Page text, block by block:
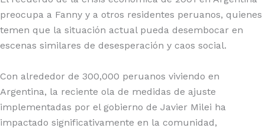
preocupa a Fanny y a otros residentes peruanos, quienes
temen que la situación actual pueda desembocar en
escenas similares de desesperación y caos social.
Con alrededor de 300,000 peruanos viviendo en
Argentina, la reciente ola de medidas de ajuste
implementadas por el gobierno de Javier Milei ha
impactado significativamente en la comunidad,